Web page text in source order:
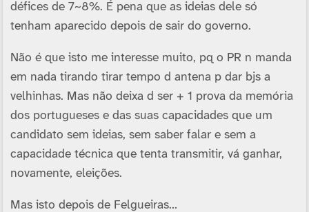
défices de 7~8%. É pena que as ideias dele só
tenham aparecido depois de sair do governo.
Não é que isto me interesse muito, pq o PR n manda
em nada tirando tirar tempo d antena p dar bjs a
velhinhas. Mas não deixa d ser + 1 prova da memória
dos portugueses e das suas capacidades que um
candidato sem ideias, sem saber falar e sem a
capacidade técnica que tenta transmitir, vá ganhar,
novamente, eleições.
Mas isto depois de Felgueiras…